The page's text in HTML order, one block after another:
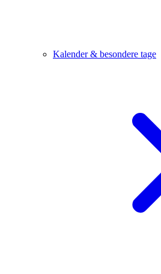
Kalender & besondere tage